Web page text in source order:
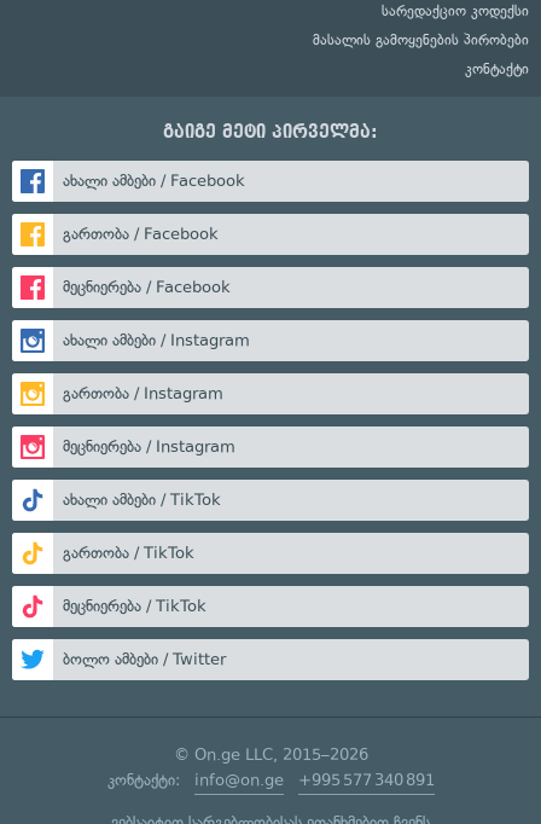
სარედაქციო კოდექსი
მასალის გამოყენების პირობები
კონტაქტი
გაიგე მეტი პირველმა:
ახალი ამბები / Facebook
გართობა / Facebook
მეცნიერება / Facebook
ახალი ამბები / Instagram
გართობა / Instagram
მეცნიერება / Instagram
ახალი ამბები / TikTok
გართობა / TikTok
მეცნიერება / TikTok
ბოლო ამბები / Twitter
© On.ge LLC, 2015–2026
კონტაქტი: info@on.ge +995 577 340 891